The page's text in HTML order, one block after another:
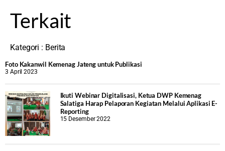
Terkait
Kategori : Berita
Foto Kakanwil Kemenag Jateng untuk Publikasi
3 April 2023
Ikuti Webinar Digitalisasi, Ketua DWP Kemenag
Salatiga Harap Pelaporan Kegiatan Melalui Aplikasi E-
Reporting
15 Desember 2022